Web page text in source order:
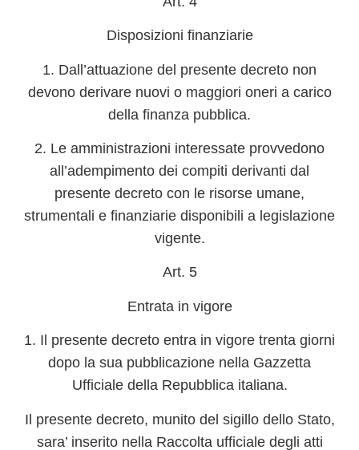
Disposizioni finanziarie
1. Dall’attuazione del presente decreto non
devono derivare nuovi o maggiori oneri a carico
della finanza pubblica.
2. Le amministrazioni interessate provvedono
all’adempimento dei compiti derivanti dal
presente decreto con le risorse umane,
strumentali e finanziarie disponibili a legislazione
vigente.
Art. 5
Entrata in vigore
1. Il presente decreto entra in vigore trenta giorni
dopo la sua pubblicazione nella Gazzetta
Ufficiale della Repubblica italiana.
Il presente decreto, munito del sigillo dello Stato,
sara’ inserito nella Raccolta ufficiale degli atti